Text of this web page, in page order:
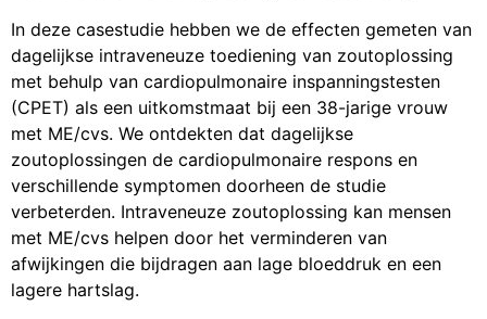
In deze casestudie hebben we de effecten gemeten van
dagelijkse intraveneuze toediening van zoutoplossing
met behulp van cardiopulmonaire inspanningstesten
(CPET) als een uitkomstmaat bij een 38-jarige vrouw
met ME/cvs. We ontdekten dat dagelijkse
zoutoplossingen de cardiopulmonaire respons en
verschillende symptomen doorheen de studie
verbeterden. Intraveneuze zoutoplossing kan mensen
met ME/cvs helpen door het verminderen van
afwijkingen die bijdragen aan lage bloeddruk en een
lagere hartslag.